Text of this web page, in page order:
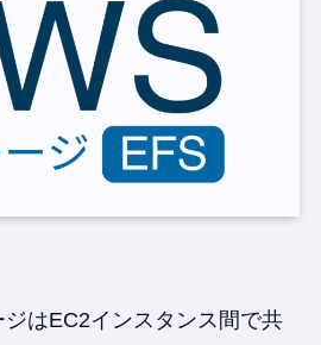
はEC2インスタンス間で共